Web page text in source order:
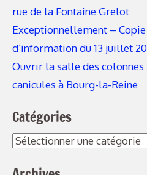
rue de la Fontaine Grelot
Exceptionnellement –
d’information du 13 juillet
Ouvrir la salle des
canicules à Bourg-la-Reine
Catégories
Catégories